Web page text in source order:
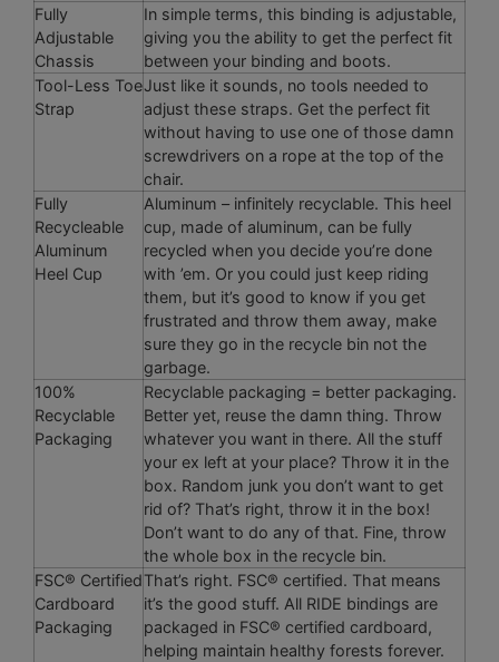
Fully
Adjustable
Chassis
In simple terms, this binding is adjustable,
giving you the ability to get the perfect fit
between your binding and boots.
Tool-Less Toe
Strap
Just like it sounds, no tools needed to
adjust these straps. Get the perfect fit
without having to use one of those damn
screwdrivers on a rope at the top of the
chair.
Fully
Recycleable
Aluminum
Heel Cup
Aluminum – infinitely recyclable. This heel
cup, made of aluminum, can be fully
recycled when you decide you’re done
with ’em. Or you could just keep riding
them, but it’s good to know if you get
frustrated and throw them away, make
sure they go in the recycle bin not the
garbage.
100%
Recyclable
Packaging
Recyclable packaging = better packaging.
Better yet, reuse the damn thing. Throw
whatever you want in there. All the stuff
your ex left at your place? Throw it in the
box. Random junk you don’t want to get
rid of? That’s right, throw it in the box!
Don’t want to do any of that. Fine, throw
the whole box in the recycle bin.
FSC® Certified
Cardboard
Packaging
That’s right. FSC® certified. That means
it’s the good stuff. All RIDE bindings are
packaged in FSC® certified cardboard,
helping maintain healthy forests forever.